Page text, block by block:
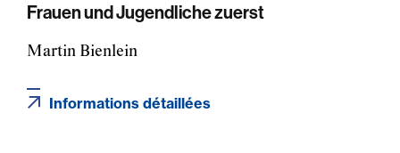
Frauen und Jugendliche zuerst
Martin Bienlein
Informations détaillées